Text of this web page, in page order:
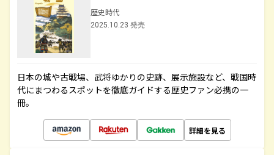
歴史時代
2025.10.23 発売
日本の城や古戦場、武将ゆかりの史跡、展示施設など、戦国時
代にまつわるスポットを徹底ガイドする歴史ファン必携の一
冊。
詳細を見る